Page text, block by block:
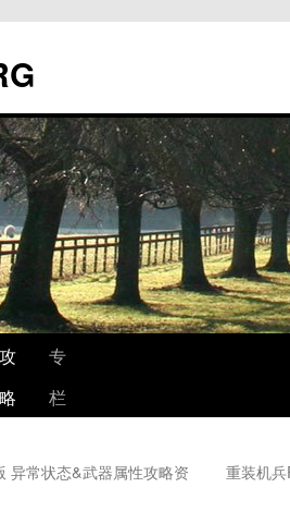
攻
略
专
栏
异常状态&武器属性攻略资
重装机